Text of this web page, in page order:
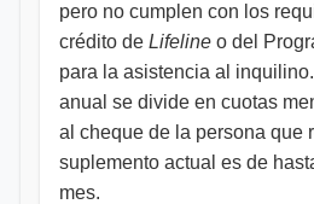
pero no cumplen con los
crédito de Lifeline o del
para la asistencia al
anual se divide en cuotas
al cheque de la persona que
suplemento actual es de
mes.